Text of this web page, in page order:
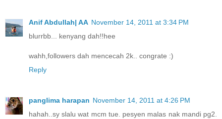
Anif Abdullah| AA November 14, 2011 at 3:34 PM
blurrbb... kenyang dah!!hee
wahh,followers dah mencecah 2k.. congrate :)
Reply
panglima harapan November 14, 2011 at 4:26 PM
hahah..sy slalu wat mcm tue. pesyen malas nak mandi pg2.